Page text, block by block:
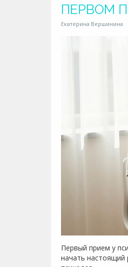
ПЕРВОМ
Екатерина Вершинина
Первый прием у
начать настоящий